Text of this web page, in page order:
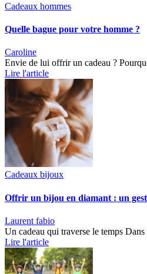
Cadeaux hommes
Quelle bague pour votre homme ?
Caroline
Envie de lui offrir un cadeau ?
Lire l'article
Cadeaux bijoux
Offrir un bijou en diamant : un
Laurent fabio
Un cadeau qui traverse le temps
Lire l'article